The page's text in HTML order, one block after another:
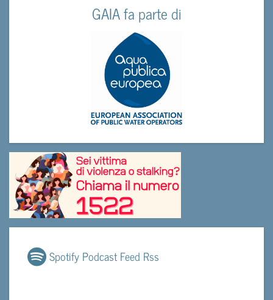
GAIA fa parte di
Spotify Podcast Feed Rss